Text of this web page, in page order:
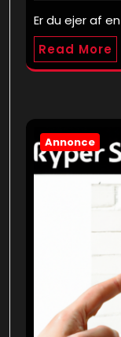
Er du ejer af
Read More
Annonce